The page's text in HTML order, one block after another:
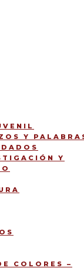
Y
Y
COLORES –